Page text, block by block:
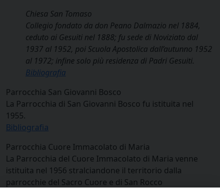
Chiesa San Tomaso
Collegio fondato da don Peano Dalmazio nel 1884,
ceduto ai Gesuiti nel 1888; fu sede di Noviziato dal
1937 al 1952, poi Scuola Apostolica dall’autunno 1952
al 1972; infine solo più residenza di Padri Gesuiti.
Bibliografia
Parrocchia San Giovanni Bosco
La Parrocchia di San Giovanni Bosco fu istituita nel
1955.
Bibliografia
Parrocchia Cuore Immacolato di Maria
La Parrocchia del Cuore Immacolato di Maria venne
istituita nel 1956 stralciandone il territorio dalla
parrocchie del Sacro Cuore e di San Rocco